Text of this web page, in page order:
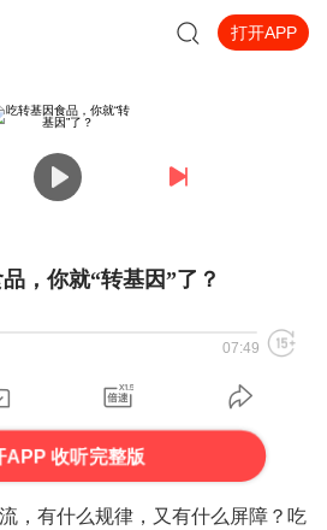
打开APP
，你就“转基因”了？
07:49
APP 收听完整版
，有什么规律， 又有什么屏障 ？吃